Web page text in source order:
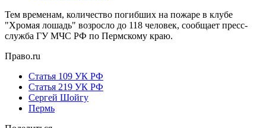
Тем временам, количество погибших на пожаре в клубе
"Хромая лошадь" возросло до 118 человек, сообщает пресс-
служба ГУ МЧС РФ по Пермскому краю.
Право.ru
Статья 109 УК РФ
Статья 219 УК РФ
Сергей Шойгу
Пермь